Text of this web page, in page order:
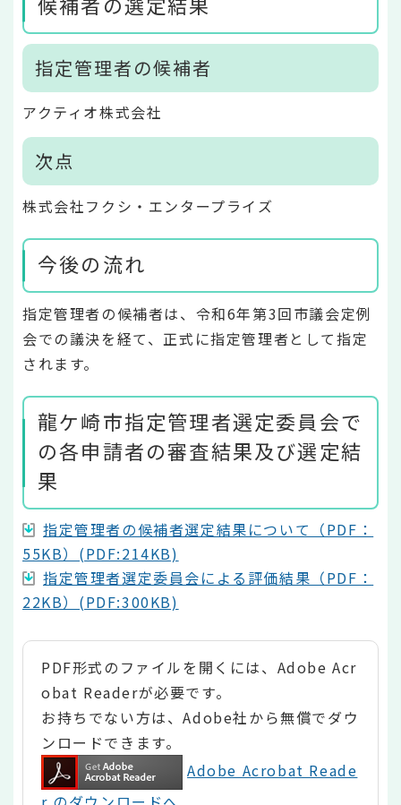
指定管理者の候補者
アクティオ株式会社
次点
株式会社フクシ・エンタープライズ
今後の流れ
指定管理者の候補者は、令和6年第3回市議会定例
会での議決を経て、正式に指定管理者として指定
されます。
龍ケ崎市指定管理者選定委員会で
の各申請者の審査結果及び選定結
果
指定管理者の候補者選定結果について（PDF：
55KB）(PDF:214KB)
指定管理者選定委員会による評価結果（PDF：
22KB）(PDF:300KB)
PDF形式のファイルを開くには、Adobe Acr
obat Readerが必要です。
お持ちでない方は、Adobe社から無償でダウ
ンロードできます。
Adobe Acrobat Reade